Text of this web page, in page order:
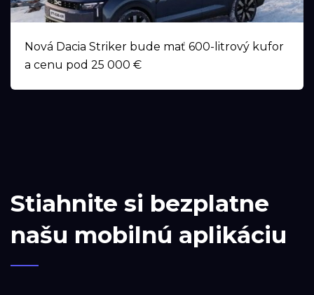
Nová Dacia Striker bude mať 600-litrový kufor
a cenu pod 25 000 €
Stiahnite si bezplatne
našu mobilnú aplikáciu